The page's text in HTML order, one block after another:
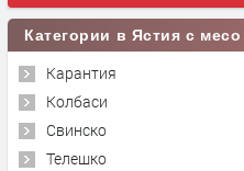
Категории в Ястия с месо
Карантия
Колбаси
Свинско
Телешко